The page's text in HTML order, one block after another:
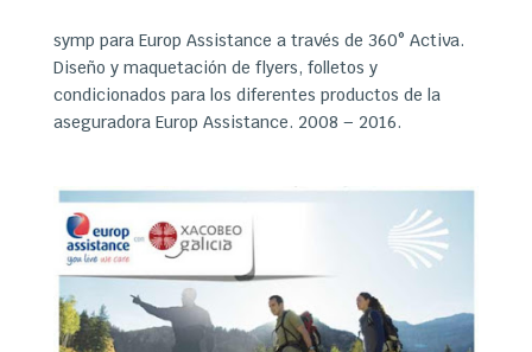
symp para Europ Assistance a través de 360° Activa.
Diseño y maquetación de flyers, folletos y
condicionados para los diferentes productos de la
aseguradora Europ Assistance. 2008 – 2016.